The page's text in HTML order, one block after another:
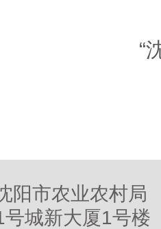
“
阳市农业农村
号城新大厦1号楼